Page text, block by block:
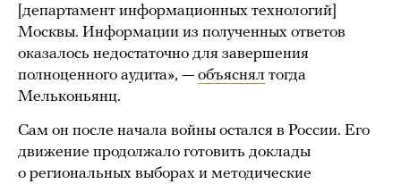
[департамент информационных технологий]
Москвы. Информации из полученных ответов
оказалось недостаточно для завершения
полноценного аудита», — объяснял тогда
Мельконьянц.
Сам он после начала войны остался в России. Его
движение продолжало готовить доклады
о региональных выборах и методические